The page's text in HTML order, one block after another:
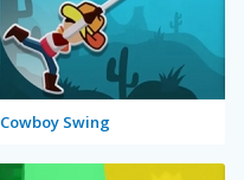
Cowboy Swing